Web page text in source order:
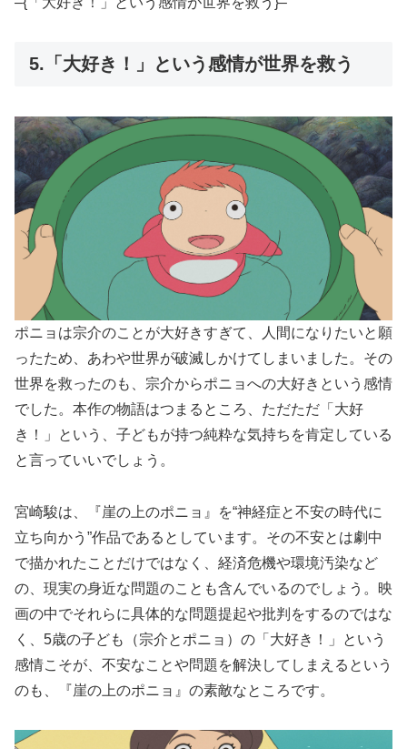
5.「大好き！」という感情が世界を救う
ポニョは宗介のことが大好きすぎて、人間になりたいと願
ったため、あわや世界が破滅しかけてしまいました。その
世界を救ったのも、宗介からポニョへの大好きという感情
でした。本作の物語はつまるところ、ただただ「大好
き！」という、子どもが持つ純粋な気持ちを肯定している
と言っていいでしょう。
宮崎駿は、『崖の上のポニョ』を“神経症と不安の時代に
立ち向かう”作品であるとしています。その不安とは劇中
で描かれたことだけではなく、経済危機や環境汚染など
の、現実の身近な問題のことも含んでいるのでしょう。映
画の中でそれらに具体的な問題提起や批判をするのではな
く、5歳の子ども（宗介とポニョ）の「大好き！」という
感情こそが、不安なことや問題を解決してしまえるという
のも、『崖の上のポニョ』の素敵なところです。